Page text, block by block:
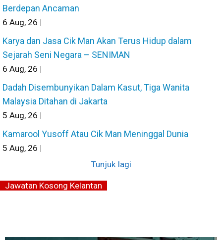
Berdepan Ancaman
6 Aug, 26 |
Karya dan Jasa Cik Man Akan Terus Hidup dalam
Sejarah Seni Negara – SENIMAN
6 Aug, 26 |
Dadah Disembunyikan Dalam Kasut, Tiga Wanita
Malaysia Ditahan di Jakarta
5 Aug, 26 |
Kamarool Yusoff Atau Cik Man Meninggal Dunia
5 Aug, 26 |
Tunjuk lagi
Jawatan Kosong Kelantan